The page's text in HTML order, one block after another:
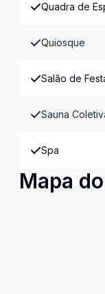
Quadra de
Quiosque
Salão de
Sauna
Spa
Mapa